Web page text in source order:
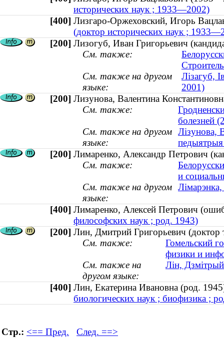
исторических наук ; 1933—2002)
[400] Лизгаро-Оржеховский, Игорь
(доктор исторических наук ;
[200] Лизогуб, Иван Григорьевич
См. также:
См. также на другом
языке:
Лізагуб,
2001)
[200] Лизунова, Валентина
См. также:
болезней
См. также на другом
языке:
Лізунова,
[200] Лимаренко, Александр Петрович
См. также:
и
См. также на другом
языке:
[400] Лимаренко, Алексей Петрович
философских наук ; род. 1943)
[200] Лин, Дмитрий Григорьевич
См. также:
Гомельский
физики и
См. также на
другом языке:
Лін,
[400] Лин, Екатерина Ивановна (род.
биологических наук ; биофизика ;
Стр.: <== Пред. След. ==>